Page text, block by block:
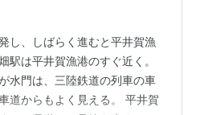
し、しばらく進むと平井賀漁
駅は平井賀漁港のすぐ近く。
水門は、三陸鉄道の列車の車
道からもよく見える。 平井賀